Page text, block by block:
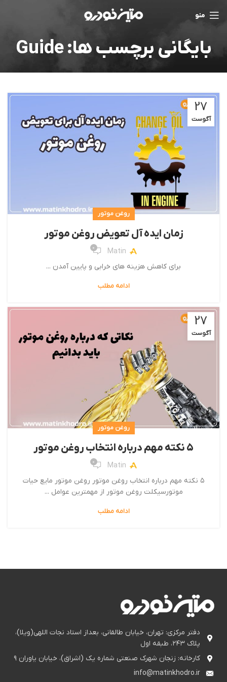
منو
بایگانی برچسب ها: Guide
27
آگوست
روغن موتور
زمان ایده آل تعویض روغن موتور
Matin
0
برای کاهش هزینه­ هاي‌ خرابی و پایین آمدن ...
ادامه مطلب
27
آگوست
روغن موتور
۵ نکته مهم درباره انتخاب روغن موتور
Matin
0
۵ نکته مهم درباره انتخاب روغن موتور روغن موتور مایع حیات
موتورسیکلت روغن موتور از مهمترین عوامل ...
ادامه مطلب
دفتر مرکزی: تهران، خیابان طالقانی، بعداز استاد نجات اللهی(ویلا)،
پلاک ۲۴۳، طبقه اول
کارخانه: زنجان شهرک صنعتی شماره یک (اشراق)، خیابان یاوران ۹
info@matinkhodro.ir